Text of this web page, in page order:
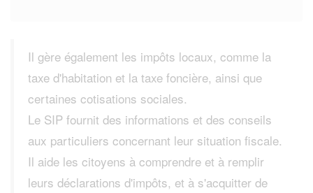
Il gère également les impôts locaux, comme la
taxe d'habitation et la taxe foncière, ainsi que
certaines cotisations sociales.
Le SIP fournit des informations et des conseils
aux particuliers concernant leur situation fiscale.
Il aide les citoyens à comprendre et à remplir
leurs déclarations d'impôts, et à s'acquitter de